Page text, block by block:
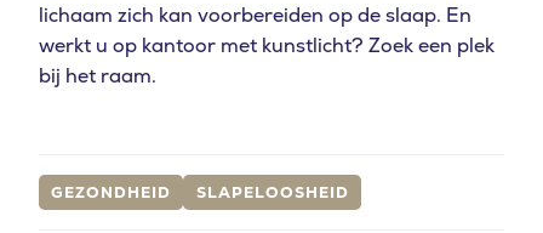
lichaam zich kan voorbereiden op de slaap. En
werkt u op kantoor met kunstlicht? Zoek een plek
bij het raam.
GEZONDHEID SLAPELOOSHEID